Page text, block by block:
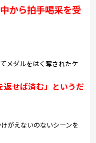
から拍手喝采を受
メダルをはく奪されたケ
返せば済む」というだ
がえないのないシーンを